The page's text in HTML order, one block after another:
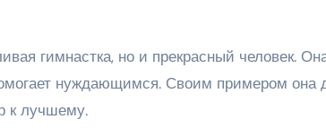
гимнастка, но и прекрасный человек.
нуждающимся. Своим примером она
к лучшему.